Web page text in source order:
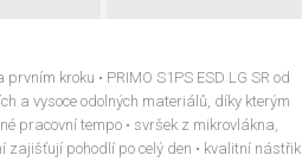
kroku • PRIMO S1PS ESD LG SR od
a vysoce odolných materiálů, díky kterým
pracovní tempo • svršek z mikrovlákna,
pohodlí po celý den • kvalitní nástřik